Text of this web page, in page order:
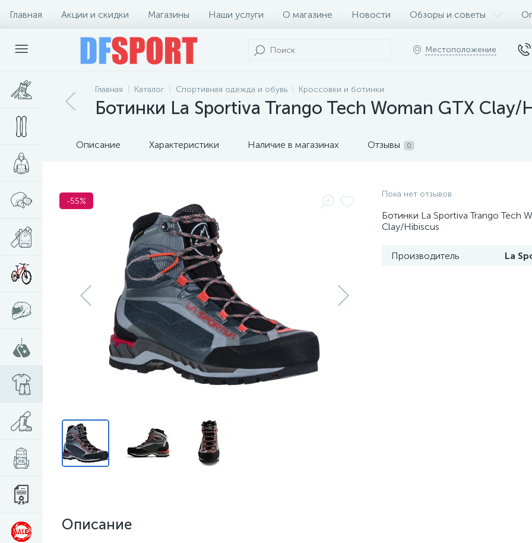
Главная Акции и скидки Магазины Наши услуги О магазине Новости Обзоры и советы
Местоположение
Главная Каталог Спортивная одежда и обувь Кроссовки и ботинки
Ботинки La Sportiva Trango Tech Woman GTX Clay/
Описание Характеристики Наличие в магазинах Отзывы 0
-55%
Пока нет отзывов
Ботинки La Sportiva Trango Tech
Clay/Hibiscus
Производитель La
Описание